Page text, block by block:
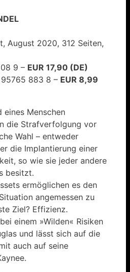
August 2020, 312 Seiten,
9 – EUR 17,90 (DE)
883 8 – EUR 8,99
eines Menschen
die Strafverfolgung vor
Wahl – entweder
die Implantierung einer
so wie sie jeder andere
besitzt.
ermöglichen es den
angemessen zu
Ziel? Effizienz.
einem »Wilden« Risiken
und lässt sich auf die
auch auf seine